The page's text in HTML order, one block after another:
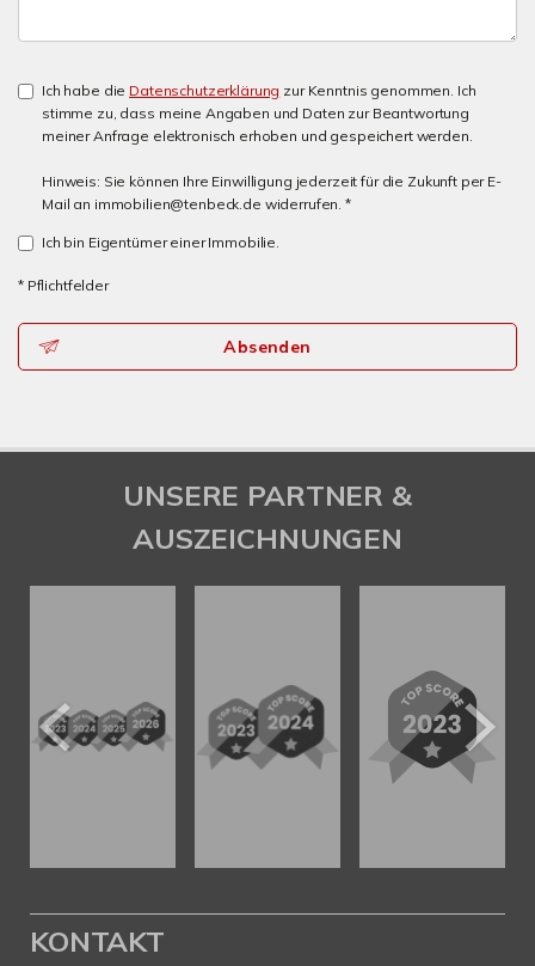
Ich habe die Datenschutzerklärung zur Kenntnis genommen. Ich
stimme zu, dass meine Angaben und Daten zur Beantwortung
meiner Anfrage elektronisch erhoben und gespeichert werden.
Hinweis: Sie können Ihre Einwilligung jederzeit für die Zukunft per E-
Mail an immobilien@tenbeck.de widerrufen. *
Ich bin Eigentümer einer Immobilie.
* Pflichtfelder
Absenden
UNSERE PARTNER &
AUSZEICHNUNGEN
KONTAKT